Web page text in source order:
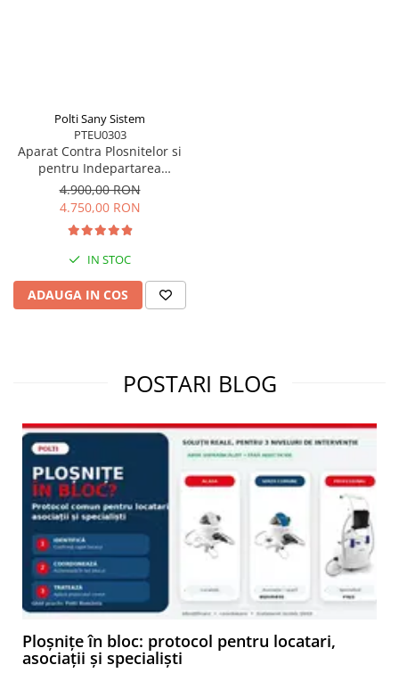
Polti Sany Sistem
PTEU0303
Aparat Contra Plosnitelor si
pentru Indepartarea
Insectelor si Gandacilor,
Dezinfectare și Curatare cu
Abur, Polti Sani System
Business, Abur pana la 180°C,
2250 W, 4 Bar, Alb/Albastru
4.900,00 RON
4.750,00 RON
IN STOC
ADAUGA IN COS
POSTARI BLOG
Ploșnițe în bloc: protocol pentru locatari,
asociații și specialiști